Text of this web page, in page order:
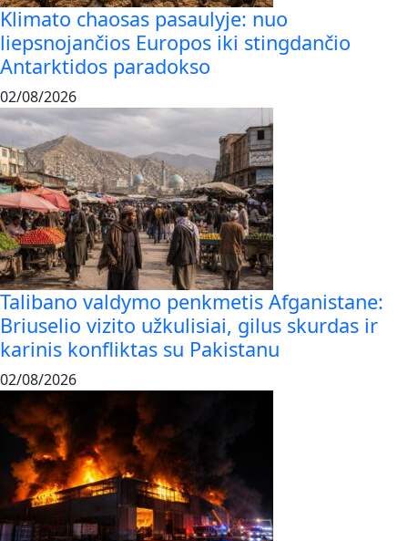
Klimato chaosas pasaulyje: nuo
liepsnojančios Europos iki stingdančio
Antarktidos paradokso
02/08/2026
Talibano valdymo penkmetis Afganistane:
Briuselio vizito užkulisiai, gilus skurdas ir
karinis konfliktas su Pakistanu
02/08/2026